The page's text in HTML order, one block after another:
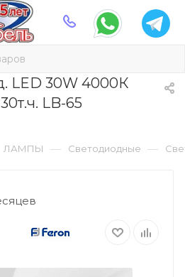
LED 30W 4000К
LB-65
ЛАМПЫ — Светодиодные —